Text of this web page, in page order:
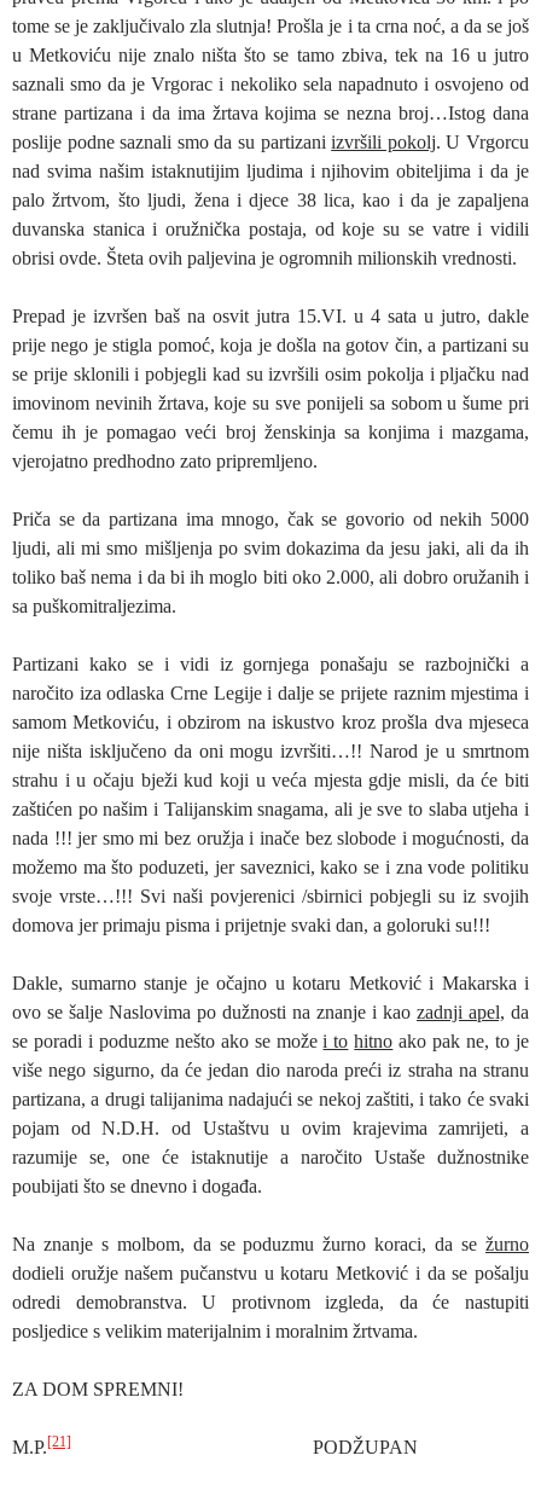
tome se je zaključivalo zla slutnja! Prošla je i ta crna noć, a da se još
u Metkoviću nije znalo ništa što se tamo zbiva, tek na 16 u jutro
saznali smo da je Vrgorac i nekoliko sela napadnuto i osvojeno od
strane partizana i da ima žrtava kojima se nezna broj…Istog dana
poslije podne saznali smo da su partizaniizvršili pokolj. U Vrgorcu
nad svima našim istaknutijim ljudima i njihovim obiteljima i da je
palo žrtvom, što ljudi, žena i djece 38 lica, kao i da je zapaljena
duvanska stanica i oružnička postaja, od koje su se vatre i vidili
obrisi ovde. Šteta ovih paljevina je ogromnih milionskih vrednosti.
Prepad je izvršen baš na osvit jutra 15.VI. u 4 sata u jutro, dakle
prije nego je stigla pomoć, koja je došla na gotov čin, a partizani su
se prije sklonili i pobjegli kad su izvršili osim pokolja i pljačku nad
imovinom nevinih žrtava, koje su sve ponijeli sa sobom u šume pri
čemu ih je pomagao veći broj ženskinja sa konjima i mazgama,
vjerojatno predhodno zato pripremljeno.
Priča se da partizana ima mnogo, čak se govorio od nekih 5000
ljudi, ali mi smo mišljenja po svim dokazima da jesu jaki, ali da ih
toliko baš nema i da bi ih moglo biti oko 2.000, ali dobro oružanih i
sa puškomitraljezima.
Partizani kako se i vidi iz gornjega ponašaju se razbojnički a
naročito iza odlaska Crne Legije i dalje se prijete raznim mjestima i
samom Metkoviću, i obzirom na iskustvo kroz prošla dva mjeseca
nije ništa isključeno da oni mogu izvršiti…!! Narod je u smrtnom
strahu i u očaju bježi kud koji u veća mjesta gdje misli, da će biti
zaštićen po našim i Talijanskim snagama, ali je sve to slaba utjeha i
nada !!! jer smo mi bez oružja i inače bez slobode i mogućnosti, da
možemo ma što poduzeti, jer saveznici, kako se i zna vode politiku
svoje vrste…!!! Svi naši povjerenici /sbirnici pobjegli su iz svojih
domova jer primaju pisma i prijetnje svaki dan, a goloruki su!!!
Dakle, sumarno stanje je očajno u kotaru Metković i Makarska i
ovo se šalje Naslovima po dužnosti na znanje i kao zadnji apel, da
se poradi i poduzme nešto ako se možei to hitno ako pak ne, to je
više nego sigurno, da će jedan dio naroda preći iz straha na stranu
partizana, a drugi talijanima nadajući se nekoj zaštiti, i tako će svaki
pojam od N.D.H. od Ustaštvu u ovim krajevima zamrijeti, a
razumije se, one će istaknutije a naročito Ustaše dužnostnike
poubijati što se dnevno i događa.
Na znanje s molbom, da se poduzmu žurno koraci, da se žurno
dodieli oružje našem pučanstvu u kotaru Metković i da se pošalju
odredi demobranstva. U protivnom izgleda, da će nastupiti
posljedice s velikim materijalnim i moralnim žrtvama.
ZA DOM SPREMNI!
M.P.[21] PODŽUPAN